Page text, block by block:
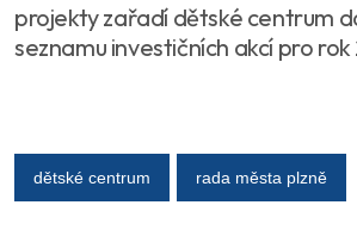
projekty zařadí dětské centrum
seznamu investičních akcí pro rok
dětské centrum rada města plzně